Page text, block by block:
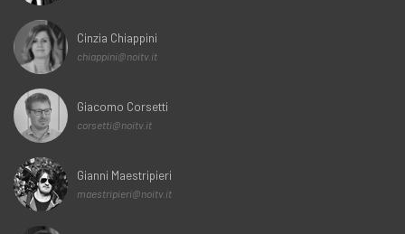
Cinzia Chiappini
chiappini@noitv.it
Giacomo Corsetti
corsetti@noitv.it
Gianni Maestripieri
maestripieri@noitv.it